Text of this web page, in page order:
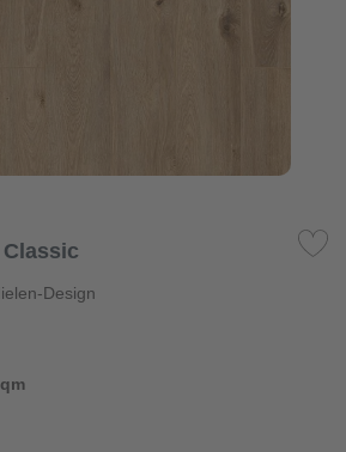
Design